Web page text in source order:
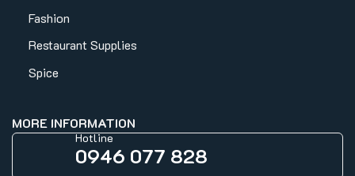
Fashion
Restaurant Supplies
Spice
MORE INFORMATION
Hotline
0946 077 828